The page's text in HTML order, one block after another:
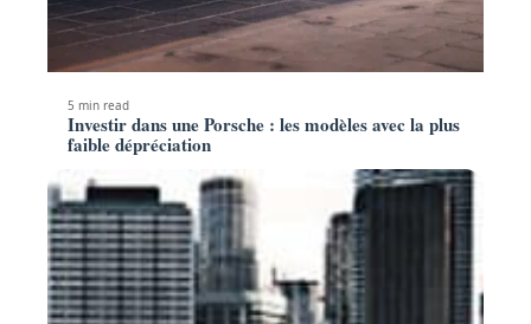
5 min read
Investir dans une Porsche : les modèles avec la plus
faible dépréciation